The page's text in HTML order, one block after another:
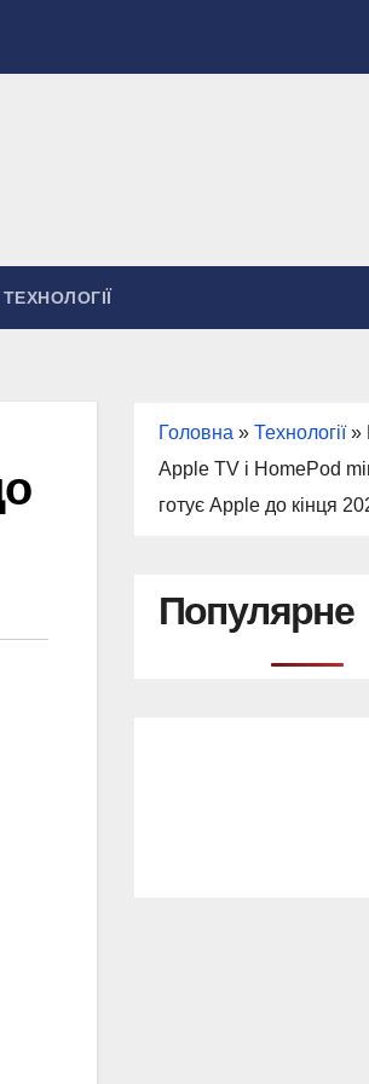
ТЕХНОЛОГІЇ
Головна » Технології»
Apple TV і HomePod
готує Apple до кінця
Популярне